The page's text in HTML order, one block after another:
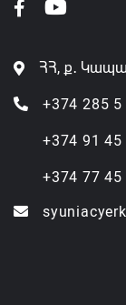
ՀՀ, ք․
+374 285 5
+374 91 45
+374 77 45